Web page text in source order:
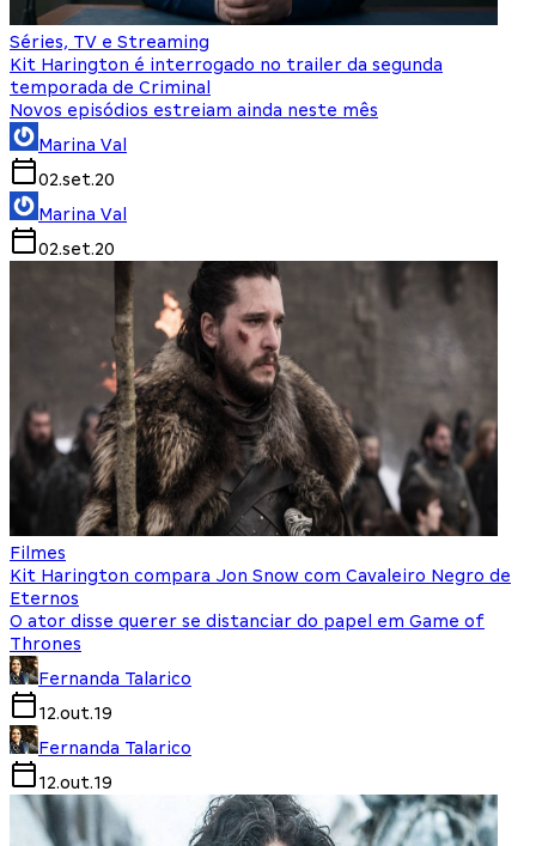
Séries, TV e Streaming
Kit Harington é interrogado no trailer da segunda
temporada de Criminal
Novos episódios estreiam ainda neste mês
Marina Val
02.set.20
Marina Val
02.set.20
Filmes
Kit Harington compara Jon Snow com Cavaleiro Negro de
Eternos
O ator disse querer se distanciar do papel em Game of
Thrones
Fernanda Talarico
12.out.19
Fernanda Talarico
12.out.19